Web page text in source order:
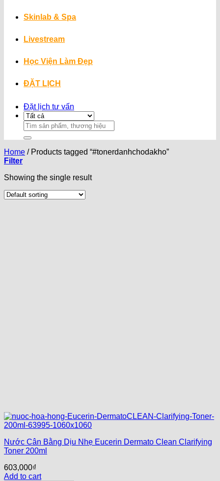
Skinlab & Spa
Livestream
Học Viện Làm Đẹp
ĐẶT LỊCH
Đặt lịch tư vấn
Search
for:
Home /Products tagged “#tonerdanhchodakho”
Filter
Showing the single result
Nước Cân Bằng Dịu Nhẹ Eucerin Dermato Clean Clarifying
Toner 200ml
603,000₫
Add to cart